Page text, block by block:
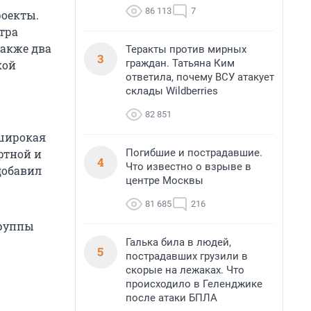
два
и
86 113 7
3
Теракты против мирных
граждан. Татьяна Ким
ответила, почему ВСУ атакует
склады Wildberries
82 851
4
Погибшие и пострадавшие.
Что известно о взрыве в
центре Москвы
81 685 216
5
Галька била в людей,
пострадавших грузили в
скорые на лежаках. Что
происходило в Геленджике
после атаки БПЛА